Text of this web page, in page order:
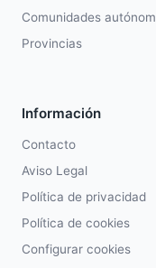
Comunidades
Provincias
Información
Contacto
Aviso Legal
Política de privacidad
Política de cookies
Configurar cookies